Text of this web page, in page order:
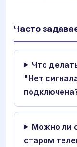
Часто
Что
"Нет
Можно ли
старом